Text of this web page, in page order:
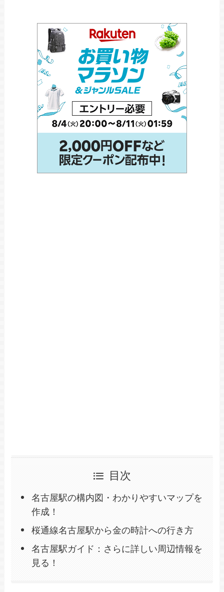
目次
名古屋駅の構内図・わかりやすいマップを
作成！
桜通線名古屋駅から金の時計への行き方
名古屋駅ガイド：さらに詳しい周辺情報を
見る！